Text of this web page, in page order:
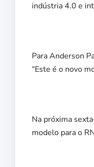
indústria 4.0 e
Para Anderson
“Este é o novo
Na próxima
modelo para o